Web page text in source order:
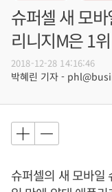
슈퍼셀 새 모바
리니지M은 1
2018-12-28 14:16:46
박혜린 기자 -
슈퍼셀의 새 모바일